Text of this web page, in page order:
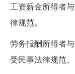
工资薪金所得者
律规范。
劳务报酬所得者
受民事法律规范。